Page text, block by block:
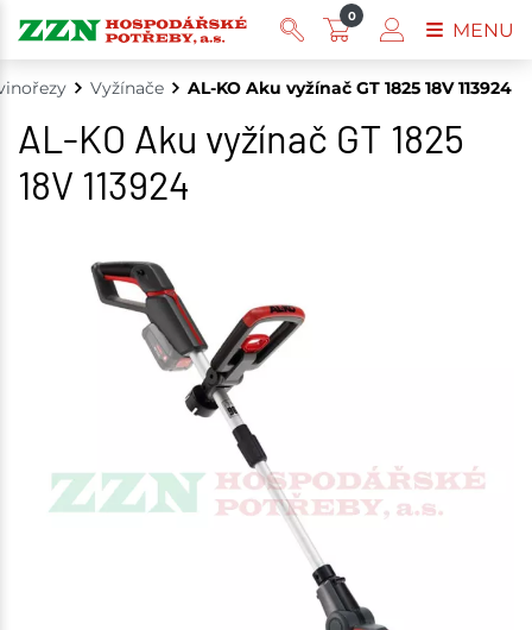
Vyžínače AL-KO Aku vyžínač GT 1825 18V 113924
AL-KO Aku vyžínač GT 1825
18V 113924
0
MENU